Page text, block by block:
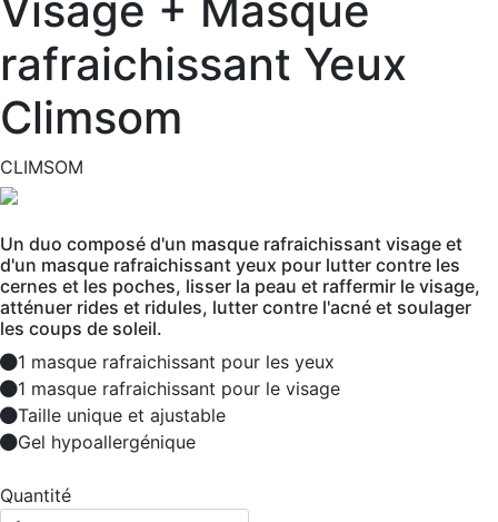
rafraichissant Yeux
Climsom
CLIMSOM
Un duo composé d'un masque rafraichissant visage et
d'un masque rafraichissant yeux pour lutter contre les
cernes et les poches, lisser la peau et raffermir le visage,
atténuer rides et ridules, lutter contre l'acné et soulager
les coups de soleil.
1 masque rafraichissant pour les yeux
1 masque rafraichissant pour le visage
Taille unique et ajustable
Gel hypoallergénique
Quantité